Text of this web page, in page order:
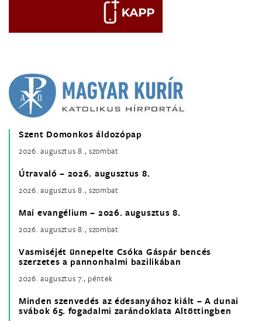
Szent Domonkos áldozópap
2026. augusztus 8., szombat
Útravaló – 2026. augusztus 8.
2026. augusztus 8., szombat
Mai evangélium – 2026. augusztus 8.
2026. augusztus 8., szombat
Vasmiséjét ünnepelte Csóka Gáspár bencés
szerzetes a pannonhalmi bazilikában
2026. augusztus 7., péntek
Minden szenvedés az édesanyához kiált – A dunai
svábok 65. fogadalmi zarándoklata Altöttingben